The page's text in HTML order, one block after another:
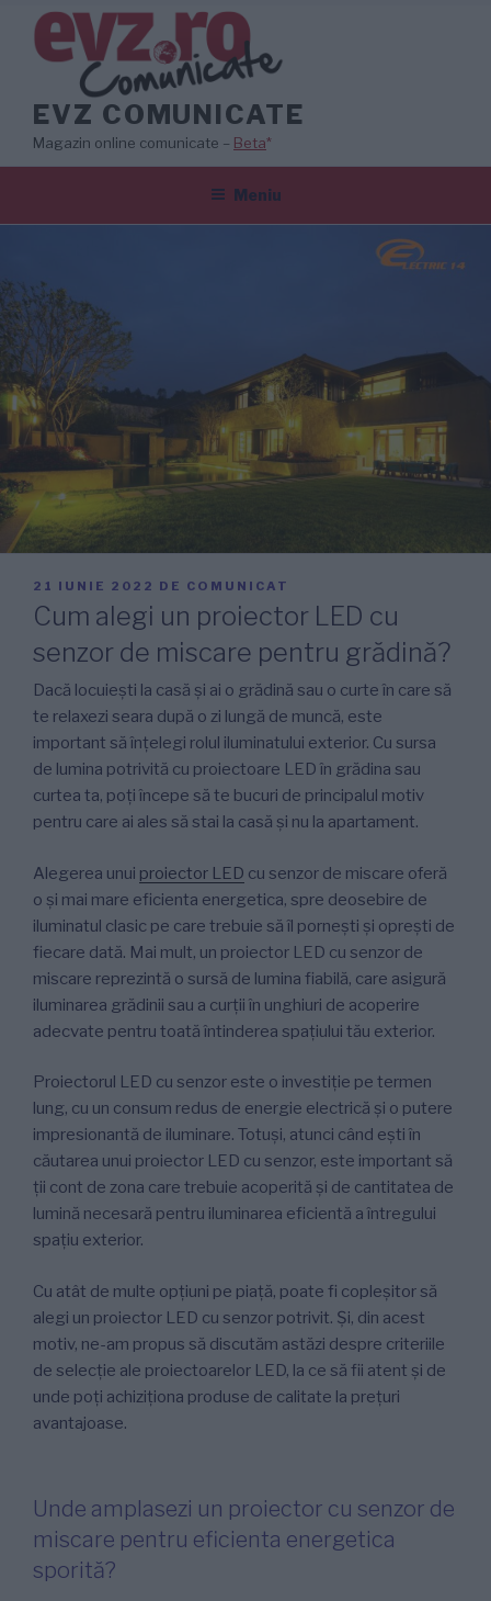
conținut
EVZ COMUNICATE
Magazin online comunicate – Beta*
Meniu
PUBLICAT
PE
21 IUNIE 2022 DE COMUNICAT
Cum alegi un proiector LED cu
senzor de miscare pentru grădină?
Dacă locuiești la casă și ai o grădină sau o curte în care să
te relaxezi seara după o zi lungă de muncă, este
important să înțelegi rolul iluminatului exterior. Cu sursa
de lumina potrivită cu proiectoare LED în grădina sau
curtea ta, poți începe să te bucuri de principalul motiv
pentru care ai ales să stai la casă și nu la apartament.
Alegerea unui proiector LED cu senzor de miscare oferă
o și mai mare eficienta energetica, spre deosebire de
iluminatul clasic pe care trebuie să îl pornești și oprești de
fiecare dată. Mai mult, un proiector LED cu senzor de
miscare reprezintă o sursă de lumina fiabilă, care asigură
iluminarea grădinii sau a curții în unghiuri de acoperire
adecvate pentru toată întinderea spațiului tău exterior.
Proiectorul LED cu senzor este o investiție pe termen
lung, cu un consum redus de energie electrică și o putere
impresionantă de iluminare. Totuși, atunci când ești în
căutarea unui proiector LED cu senzor, este important să
ții cont de zona care trebuie acoperită și de cantitatea de
lumină necesară pentru iluminarea eficientă a întregului
spațiu exterior.
Cu atât de multe opțiuni pe piață, poate fi copleșitor să
alegi un proiector LED cu senzor potrivit. Și, din acest
motiv, ne-am propus să discutăm astăzi despre criteriile
de selecție ale proiectoarelor LED, la ce să fii atent și de
unde poți achiziționa produse de calitate la prețuri
avantajoase.
Unde amplasezi un proiector cu senzor de
miscare pentru eficienta energetica
sporită?